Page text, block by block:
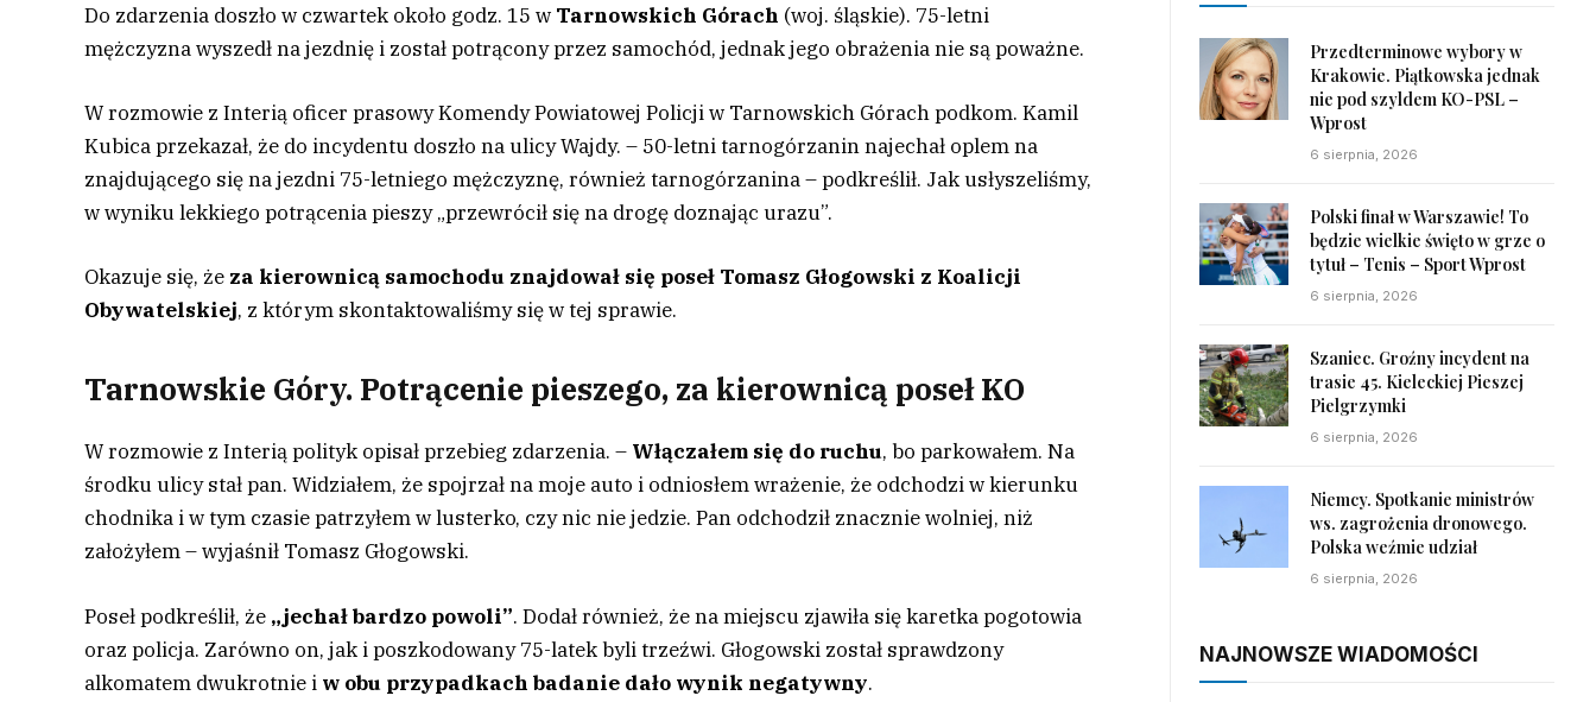
Do zdarzenia doszło w czwartek około godz. 15 w Tarnowskich Górach (woj. śląskie). 75-letni
mężczyzna wyszedł na jezdnię i został potrącony przez samochód, jednak jego obrażenia nie są poważne.
W rozmowie z Interią oficer prasowy Komendy Powiatowej Policji w Tarnowskich Górach podkom. Kamil
Kubica przekazał, że do incydentu doszło na ulicy Wajdy. – 50-letni tarnogórzanin najechał oplem na
znajdującego się na jezdni 75-letniego mężczyznę, również tarnogórzanina – podkreślił. Jak usłyszeliśmy,
w wyniku lekkiego potrącenia pieszy „przewrócił się na drogę doznając urazu”.
Okazuje się, że za kierownicą samochodu znajdował się poseł Tomasz Głogowski z Koalicji
Obywatelskiej, z którym skontaktowaliśmy się w tej sprawie.
Tarnowskie Góry. Potrącenie pieszego, za kierownicą poseł KO
W rozmowie z Interią polityk opisał przebieg zdarzenia. – Włączałem się do ruchu, bo parkowałem. Na
środku ulicy stał pan. Widziałem, że spojrzał na moje auto i odniosłem wrażenie, że odchodzi w kierunku
chodnika i w tym czasie patrzyłem w lusterko, czy nic nie jedzie. Pan odchodził znacznie wolniej, niż
założyłem – wyjaśnił Tomasz Głogowski.
Poseł podkreślił, że „jechał bardzo powoli”. Dodał również, że na miejscu zjawiła się karetka pogotowia
oraz policja. Zarówno on, jak i poszkodowany 75-latek byli trzeźwi. Głogowski został sprawdzony
alkomatem dwukrotnie i w obu przypadkach badanie dało wynik negatywny.
Przedterminowe wybory w
Krakowie. Piątkowska jednak
nie pod szyldem KO-PSL –
Wprost
6 sierpnia, 2026
Polski finał w Warszawie! To
będzie wielkie święto w grze o
tytuł – Tenis – Sport Wprost
6 sierpnia, 2026
Szaniec. Groźny incydent na
trasie 45. Kieleckiej Pieszej
Pielgrzymki
6 sierpnia, 2026
Niemcy. Spotkanie ministrów
ws. zagrożenia dronowego.
Polska weźmie udział
6 sierpnia, 2026
NAJNOWSZE WIADOMOŚCI